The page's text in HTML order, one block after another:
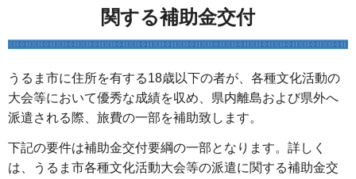
関する補助金交付
うるま市に住所を有する18歳以下の者が、各種文化活動の
大会等において優秀な成績を収め、県内離島および県外へ
派遣される際、旅費の一部を補助致します。
下記の要件は補助金交付要綱の一部となります。詳しく
は、うるま市各種文化活動大会等の派遣に関する補助金交